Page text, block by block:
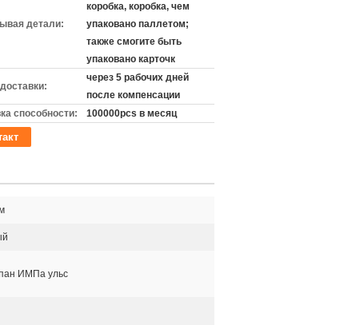
детали:
коробка, коробка, чем
упаковано паллетом;
также смогите быть
упаковано карточк
через 5 рабочих дней
после компенсации
способности:
100000pcs в месяц
ИМПа ульс